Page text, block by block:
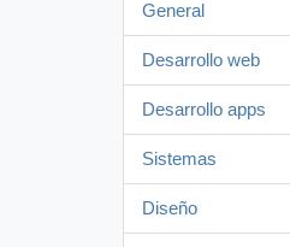
General
Desarrollo web
Desarrollo apps
Sistemas
Diseño